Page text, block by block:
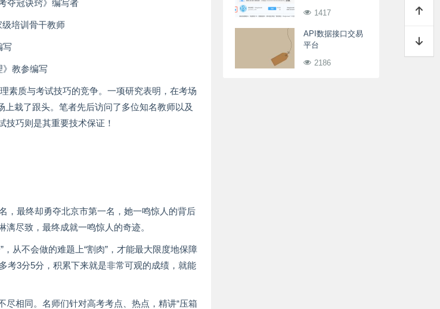
夺冠诀窍》编写者
培训骨干教师
写
教参编写
素质与考试技巧的竞争。一项研究表明，在考场
上栽了跟头。笔者先后访问了多位知名教师以及
技巧则是其重要技术保证！
，最终却勇夺北京市第一名，她一鸣惊人的背后
尽致，最终成就一鸣惊人的奇迹。
从不会做的难题上“割肉”，才能最大限度地保障
3分5分，积累下来就是非常可观的成绩，就能
相同。名师们针对高考考点、热点，精讲“压箱
1417
API数据接口交易
平台
2186